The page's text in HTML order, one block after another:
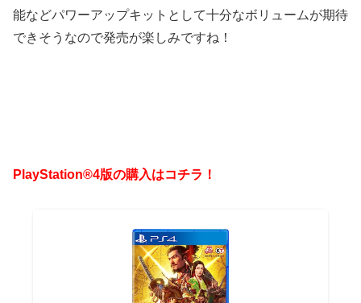
能などパワーアップキットとして十分なボリュームが期待
できそうなので発売が楽しみですね！
PlayStation®4版の購入はコチラ！